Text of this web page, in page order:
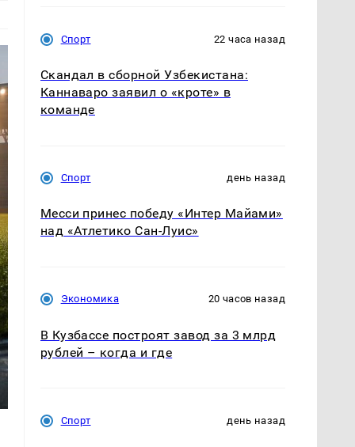
Спорт 22 часа назад
Скандал в сборной Узбекистана:
Каннаваро заявил о «кроте» в
команде
Спорт день назад
Месси принес победу «Интер Майами»
над «Атлетико Сан-Луис»
Экономика 20 часов назад
В Кузбассе построят завод за 3 млрд
рублей – когда и где
Спорт день назад